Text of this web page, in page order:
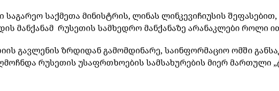
საგარეოსაქმეთა მინისტრის,ლინას ლინკევიჩიუსის შეფასებით
მანქანამ რუსეთის სამხედრომანქანაზე არანაკლებიროლი
გავლენის ზრდიდანგამომდინარე,საინფორმაციოომში
რუსეთის უსაფრთხოების სამსახურების მიერ მართული „